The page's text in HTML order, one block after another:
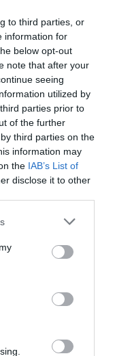
to third parties, or
information for
below opt-out
note that after your
seeing
utilized by
parties prior to
of the further
third parties on the
information may
the IAB’s List of
disclose it to other
per
non
sopra (ad
motivi di
ilpartner che ha
attestata
dello Stato del